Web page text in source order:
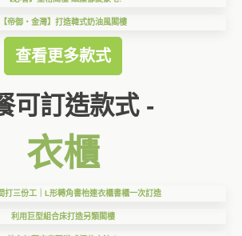
【帝御‧金灣】打造韓式奶油風閣樓
查看更多款式
可訂造款式 -
衣櫃
打三份工｜L形轉角書枱連衣櫃書櫃一次訂造
利用巨型組合床打造另類閣樓